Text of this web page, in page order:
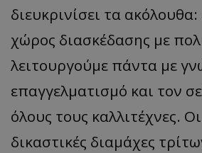
διευκρινίσει τα
χώρος διασκέδασης με
λειτουργούμε πάντα με
επαγγελματισμό και τον
όλους τους καλλιτέχνες.
δικαστικές διαμάχες